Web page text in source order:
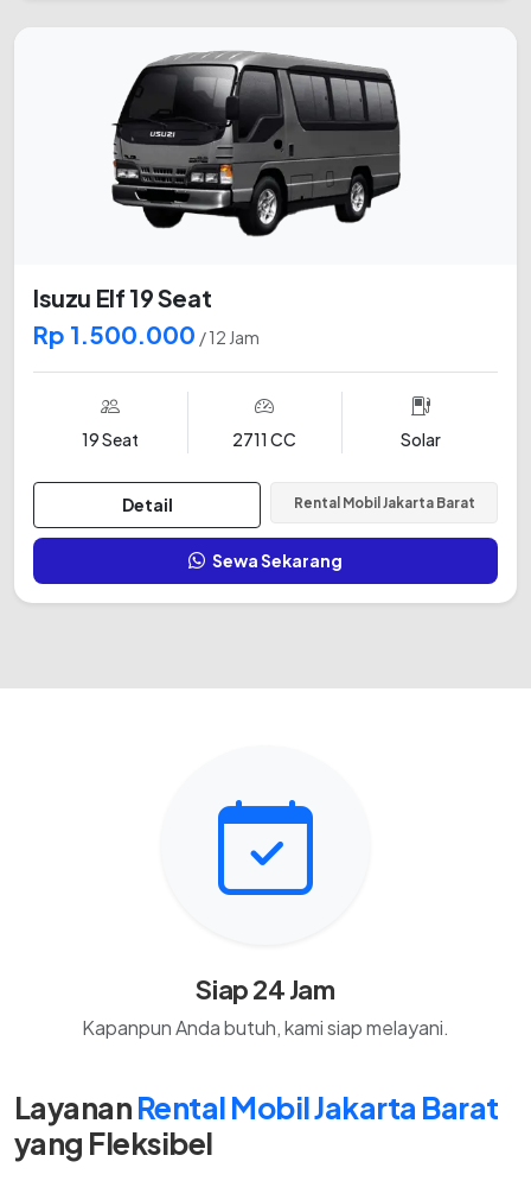
Isuzu Elf 19 Seat
Rp 1.500.000 / 12 Jam
19 Seat 2711 CC Solar
Detail Rental Mobil Jakarta Barat
Sewa Sekarang
Siap 24 Jam
Kapanpun Anda butuh, kami siap melayani.
LayananRental Mobil Jakarta Barat
yang Fleksibel